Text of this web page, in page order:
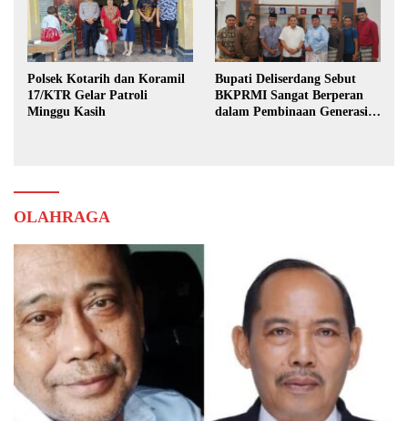
Polsek Kotarih dan Koramil
17/KTR Gelar Patroli
Minggu Kasih
Bupati Deliserdang Sebut
BKPRMI Sangat Berperan
dalam Pembinaan Generasi
OLAHRAGA